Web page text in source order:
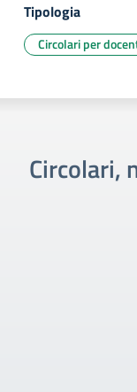
Tipologia
Circolari per
Circolari,